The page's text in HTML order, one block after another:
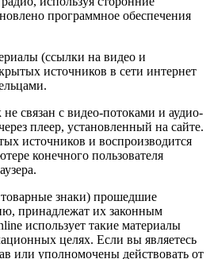
программное обеспечения
(ссылки на видео и
источников в сети интернет
связан с видео-потоками и аудио-
плеер, установленный на сайте.
источников и воспроизводится
конечного пользователя
знаки) прошедшие
принадлежат их законным
использует такие материалы
целях. Если вы являетесь
или уполномочены действовать от